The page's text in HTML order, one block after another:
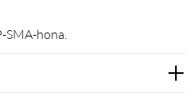
SMA-hona.